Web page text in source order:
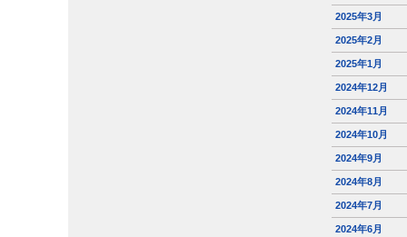
2025年3月
2025年2月
2025年1月
2024年12月
2024年11月
2024年10月
2024年9月
2024年8月
2024年7月
2024年6月